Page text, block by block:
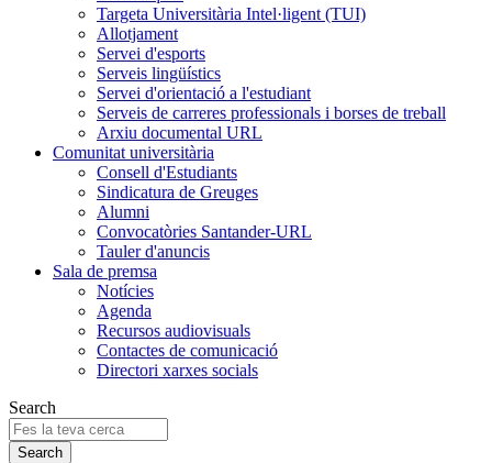
Targeta Universitària Intel·ligent (TUI)
Allotjament
Servei d'esports
Serveis lingüístics
Servei d'orientació a l'estudiant
Serveis de carreres professionals i borses de treball
Arxiu documental URL
Comunitat universitària
Consell d'Estudiants
Sindicatura de Greuges
Alumni
Convocatòries Santander-URL
Tauler d'anuncis
Sala de premsa
Notícies
Agenda
Recursos audiovisuals
Contactes de comunicació
Directori xarxes socials
Search